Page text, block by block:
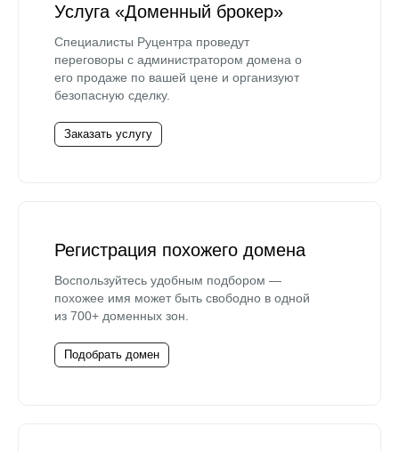
Услуга «Доменный брокер»
Специалисты Руцентра проведут
переговоры с администратором домена о
его продаже по вашей цене и организуют
безопасную сделку.
Заказать услугу
Регистрация похожего домена
Воспользуйтесь удобным подбором —
похожее имя может быть свободно в одной
из 700+ доменных зон.
Подобрать домен